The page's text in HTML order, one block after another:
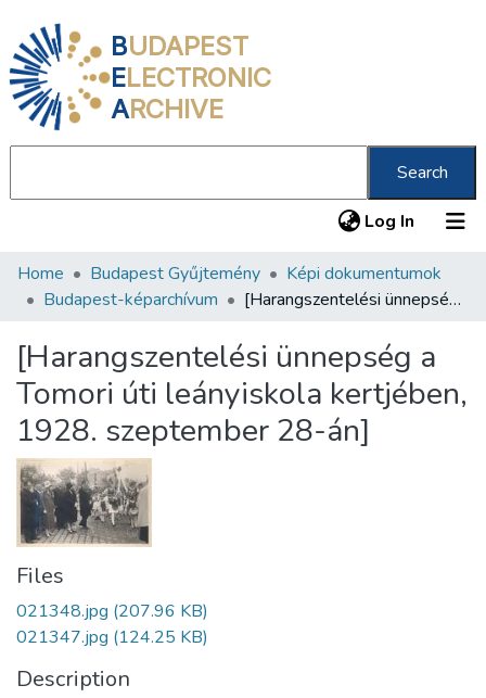
BUDAPEST
ELECTRONIC
ARCHIVE
Search
Log In (current)
Communities & Collections
Statistics
About us
Home Budapest Gyűjtemény
Képi dokumentumok
Budapest-képarchívum
[Harangszentelési ünnepség a Tomori úti leányiskola kertjében, 1928. szeptember 28-án]
[Harangszentelési ünnepség a
Tomori úti leányiskola kertjében,
1928. szeptember 28-án]
Files
021348.jpg (207.96 KB)
021347.jpg (124.25 KB)
Description